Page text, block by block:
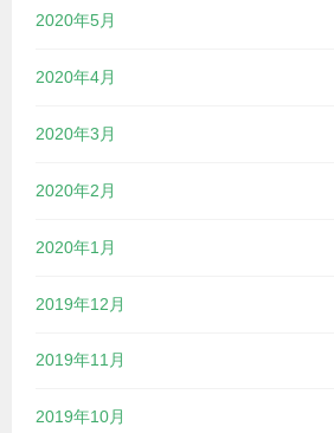
2020年5月
2020年4月
2020年3月
2020年2月
2020年1月
2019年12月
2019年11月
2019年10月